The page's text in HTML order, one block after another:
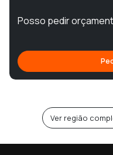
Posso pedir
Ver região